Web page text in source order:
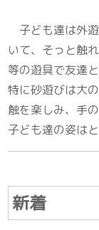
子ども達は外
いて、そっと触
等の遊具で友達
特に砂遊びは大
触を楽しみ、手
子ども達の姿は
新着